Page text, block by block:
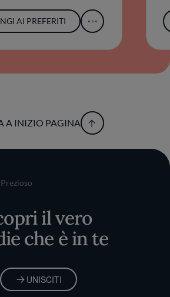
AI PREFERITI
A INIZIO PAGINA
Prezioso
il vero
che è in te
UNISCITI